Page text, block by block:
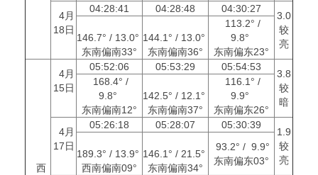
4月
18日
04:28:41 04:28:48 04:30:27
3.0
较
亮
146.7° / 13.0°
东南偏南33°
144.1° / 13.0°
东南偏南36°
113.2° /
9.8°
东南偏东23°
西
4月
15日
05:52:06 05:53:29 05:54:53
3.8
较
暗
168.4° /
9.8°
东南偏南12°
142.5° / 12.1°
东南偏南37°
116.1° /
9.9°
东南偏东26°
4月
17日
05:26:18 05:28:07 05:30:39
1.9
较
亮
189.3° / 13.9°
西南偏南09°
146.1° / 21.5°
东南偏南34°
93.2° / 9.9°
东南偏东03°